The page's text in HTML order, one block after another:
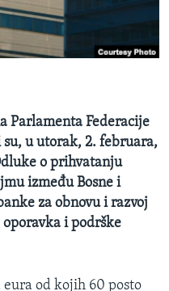
Parlamenta Federacije
u utorak, 2. februara,
o prihvatanju
između Bosne i
za obnovu i razvoj
i podrške
od kojih 60 posto